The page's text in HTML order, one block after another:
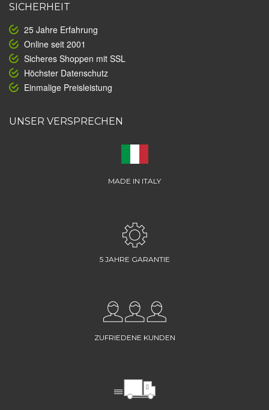
SICHERHEIT
25 Jahre Erfahrung
Online seit 2001
Sicheres Shoppen mit SSL
Höchster Datenschutz
Einmalige Preisleistung
UNSER VERSPRECHEN
MADE IN ITALY
5 JAHRE GARANTIE
ZUFRIEDENE KUNDEN